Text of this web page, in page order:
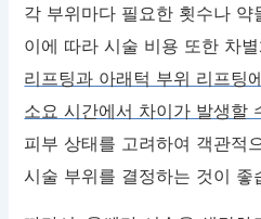
각 부위마다 필요한 횟수나
이에 따라 시술 비용 또한 차
리프팅과 아래턱 부위 리프팅
소요 시간에서 차이가 발생할
피부 상태를 고려하여 객관적
시술 부위를 결정하는 것이 좋